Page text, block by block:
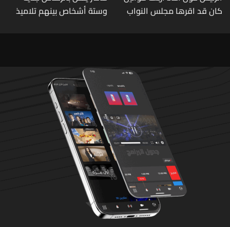
كان قد اقرها مجلس النواب
وستة أشخاص بينهم تلاميذ